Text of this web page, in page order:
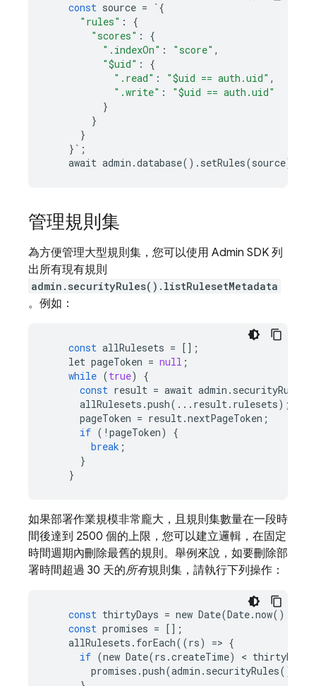
const source = `{
"rules" :
{
"scores" :
{
".indexOn" : "score" ,
"$uid" :
{
".read" : "$uid == auth.uid" ,
".write" :
"$uid == auth.uid"
}
}
}
} ` ;
await admin .database() . setRules(source);
管理規則集
為方便管理大型規則集，您可以使用 Admin SDK 列
出所有現有規則
admin.securityRules().listRulesetMetadata
。例如：
const allRulesets = [];
let pageToken = null ;
while (true)
{
const result = await admin . securityRules
allRulesets .push( ... result. rulesets);
pageToken = result.nextPageToken ;
if ( ! pageToken)
{
break ;
}
}
如果部署作業規模非常龐大，且規則集數量在一段時
間後達到 2500 個的上限，您可以建立邏輯，在固定
時間週期內刪除最舊的規則。舉例來說，如要刪除部
署時間超過 30 天的所有規則集，請執行下列操作：
const thirtyDays = new Date(Date.now()
const promises = [];
allRulesets . forEach((rs) => {
if (new Date(rs .createTime) < thirtyDays
promises .push(admin . securityRules()